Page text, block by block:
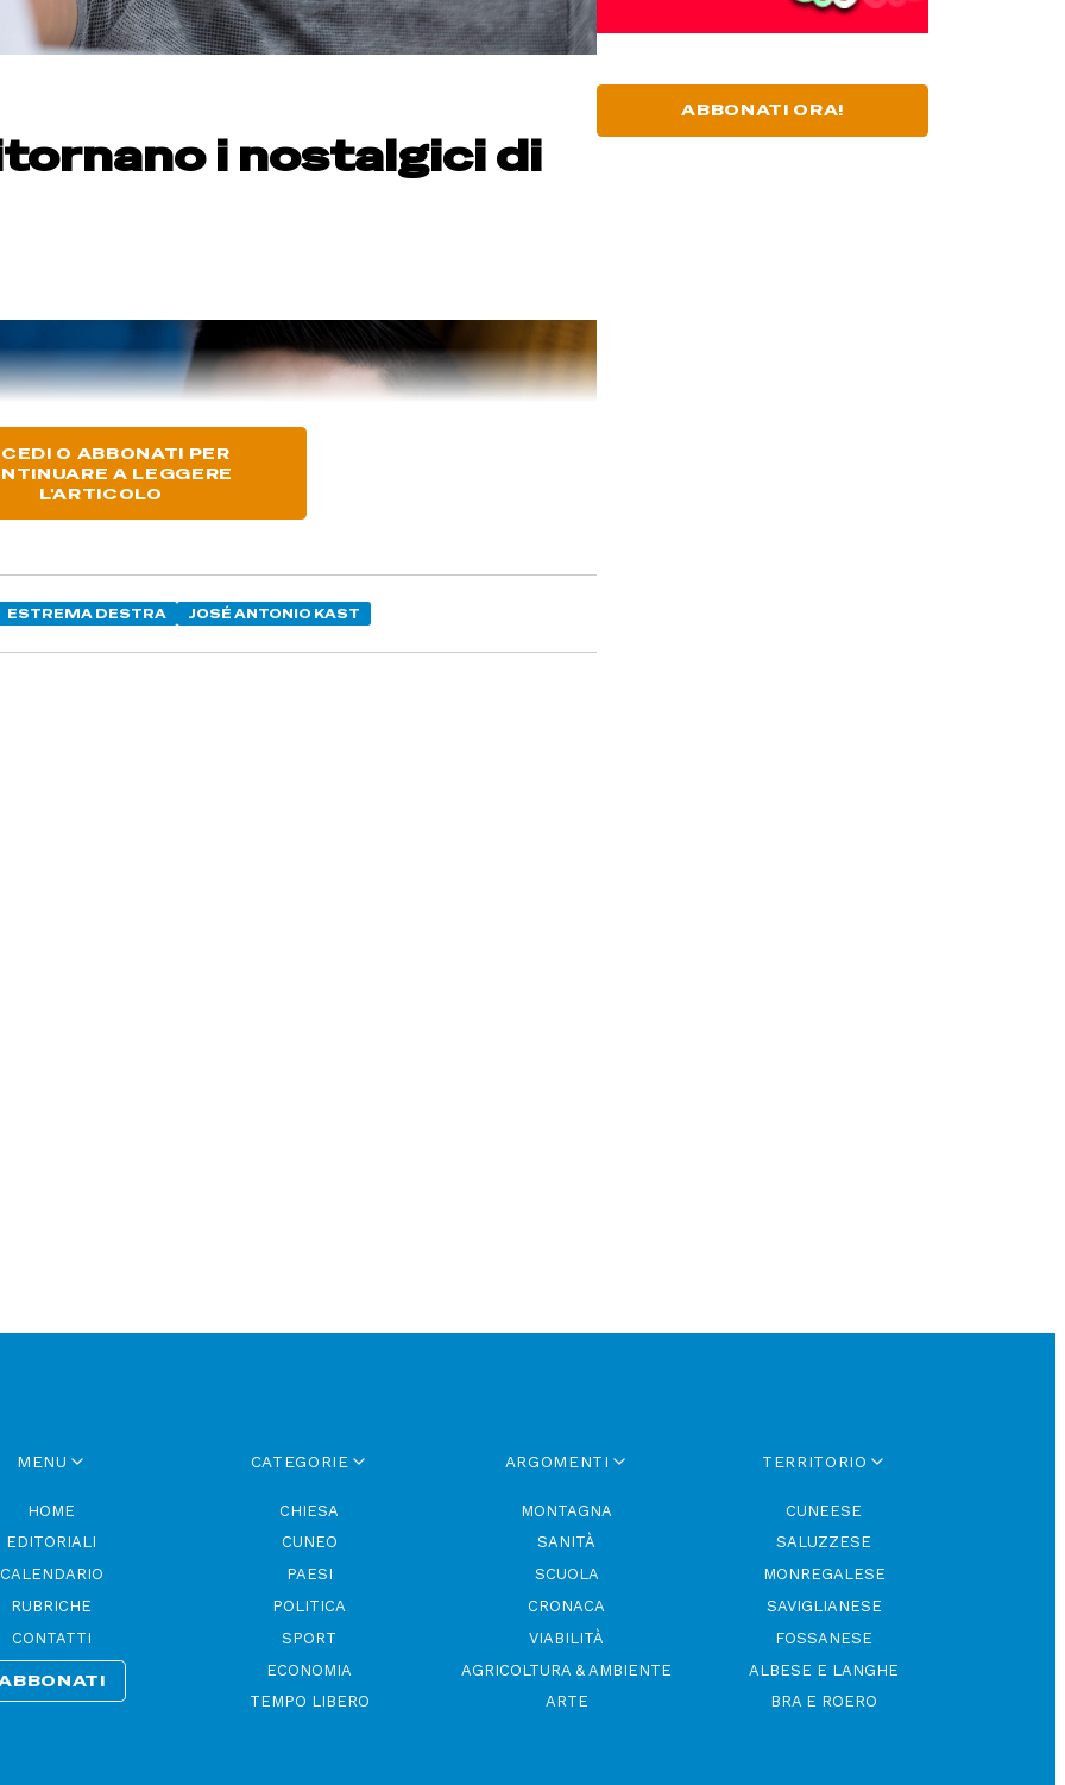
i nostalgici di
democraticamente e al potere da soli tre anni e l’inizio di un lungo periodo buio
dittatura di Pinochet mette fine al Governo di sinistra di “Unidad Popular” di
progressisti, dai cattolici ai comunisti, con un programma di riforme che
per attirare la sospettosa attenzione degli Stati Uniti, molto attenti alle
a sostenere il golpe e il governo di Pinochet fino al 1990, anno in cui i risultati di
anni di durissima repressione che causò più di trentamila vittime tra persone
della dittatura, un doloroso processo di memoria, di ricostruzione e di ricerca della
storia, dal momento che molti Paesi in Europa aprirono le loro porte e accolsero
anche movimenti di solidarietà e sostegno da parte dei cittadini europei. Negli
democrazia, un processo guardato con attenzione e interesse da altri Paesi.
eletto nel 2021 con un consistente programma di riforme sociali, volte a
Secondo recenti dati, infatti, il 20% più ricco della popolazione detiene circa il
l’impegno di riscrivere un’ambiziosa Costituzione progressista che superasse quella
la luce, perché respinta con referendum da buona parte dei cittadini cileni nel
hanno segnato un cambiamento radicale del contesto politico cileno: sull’onda di un
nonché l’approfondirsi delle diseguaglianze economiche hanno portato alla vittoria
le regioni e le province del Paese. Un vero e proprio cambiamento radicale basato,
criminalità e della lotta all’immigrazione irregolare. L’aspetto più inquietante è
O ABBONATI PER
A LEGGERE
L'ARTICOLO
ESTREMA DESTRA JOSÉ ANTONIO KAST
ABBONATI ORA!
MENU
HOME
EDITORIALI
CALENDARIO
RUBRICHE
CONTATTI
CATEGORIE
CHIESA
CUNEO
PAESI
POLITICA
SPORT
ECONOMIA
TEMPO LIBERO
ARGOMENTI
MONTAGNA
SANITÀ
SCUOLA
CRONACA
VIABILITÀ
AGRICOLTURA & AMBIENTE
ARTE
TERRITORIO
CUNEESE
SALUZZESE
MONREGALESE
SAVIGLIANESE
FOSSANESE
ALBESE E LANGHE
BRA E ROERO